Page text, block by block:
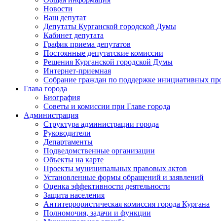
Новости
Ваш депутат
Депутаты Курганской городской Думы
Кабинет депутата
График приема депутатов
Постоянные депутатские комиссии
Решения Курганской городской Думы
Интернет-приемная
Собрание граждан по поддержке инициативных
Глава города
Биография
Советы и комиссии при Главе города
Администрация
Структура администрации города
Руководители
Департаменты
Подведомственные организации
Объекты на карте
Проекты муниципальных правовых актов
Установленные формы обращений и заявлений
Оценка эффективности деятельности
Защита населения
Антитеррористическая комиссия города Кургана
Полномочия, задачи и функции